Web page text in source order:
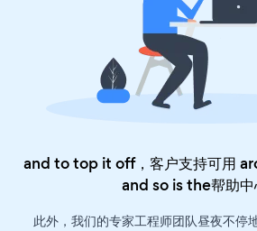
and to top it off，客户支持可用
and so is the帮助
此外，我们的专家工程师团队昼夜不停